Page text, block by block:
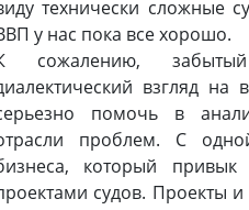
технически сложные
у нас пока все хорошо.
сожалению,
взгляд
помочь в
проблем. С
который
судов. Проекты